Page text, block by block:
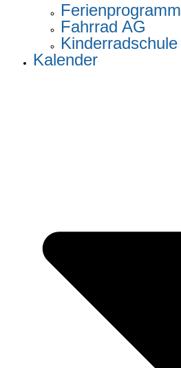
Ferienprogramm
Fahrrad AG
Kinderradschule
Kalender